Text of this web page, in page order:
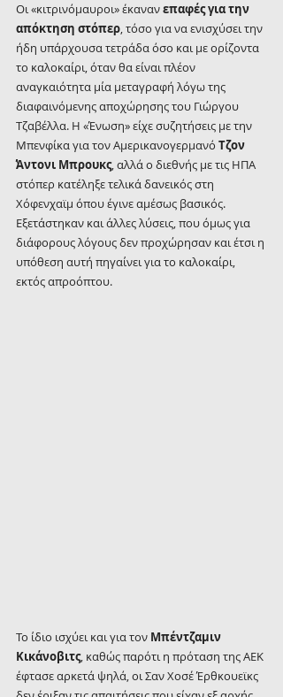
Οι «κιτρινόμαυροι» έκαναν επαφές για την
απόκτηση στόπερ, τόσο για να ενισχύσει την
ήδη υπάρχουσα τετράδα όσο και με ορίζοντα
το καλοκαίρι, όταν θα είναι πλέον
αναγκαιότητα μία μεταγραφή λόγω της
διαφαινόμενης αποχώρησης του Γιώργου
Τζαβέλλα. Η «Ένωση» είχε συζητήσεις με την
Μπενφίκα για τον Αμερικανογερμανό Τζον
Άντονι Μπρουκς, αλλά ο διεθνής με τις ΗΠΑ
στόπερ κατέληξε τελικά δανεικός στη
Χόφενχαϊμ όπου έγινε αμέσως βασικός.
Εξετάστηκαν και άλλες λύσεις, που όμως για
διάφορους λόγους δεν προχώρησαν και έτσι η
υπόθεση αυτή πηγαίνει για το καλοκαίρι,
εκτός απροόπτου.
Το ίδιο ισχύει και για τον Μπέντζαμιν
Κικάνοβιτς, καθώς παρότι η πρόταση της ΑΕΚ
έφτασε αρκετά ψηλά, οι Σαν Χοσέ Έρθκουεϊκς